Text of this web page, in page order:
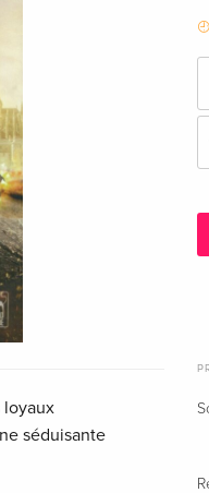
loyaux
séduisante